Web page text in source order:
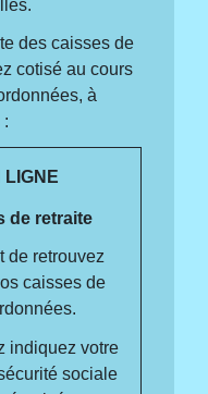
des caisses de
cotisé au cours
à
:
LIGNE
de retraite
de retrouvez
caisses de
indiquez votre
sociale